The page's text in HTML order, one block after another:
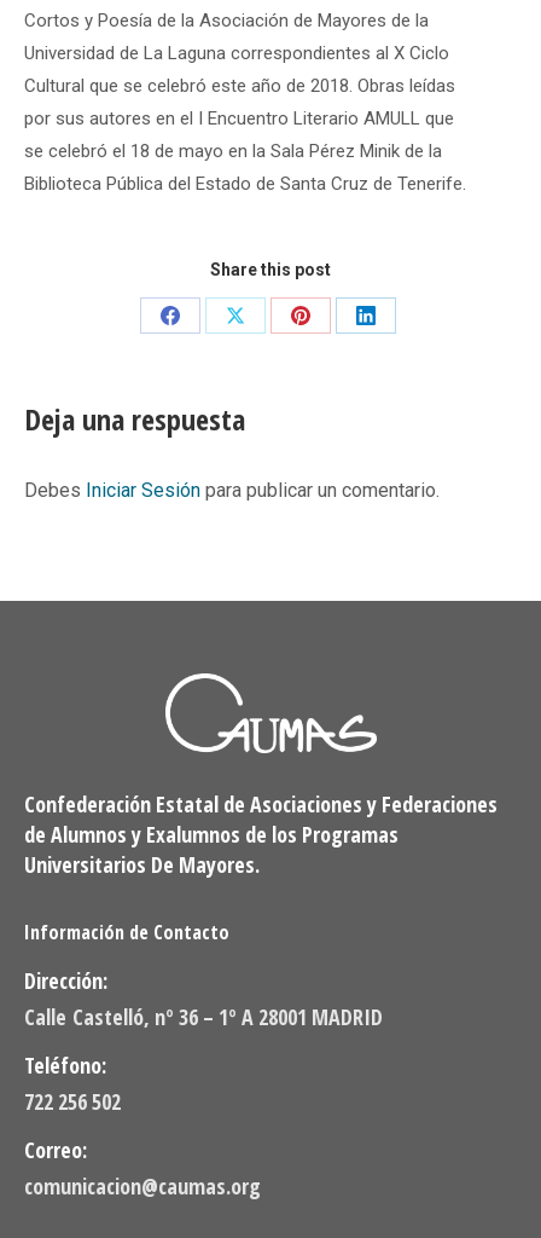
Cortos y Poesía de la Asociación de Mayores de la
Universidad de La Laguna correspondientes al X Ciclo
Cultural que se celebró este año de 2018. Obras leídas
por sus autores en el I Encuentro Literario AMULL que
se celebró el 18 de mayo en la Sala Pérez Minik de la
Biblioteca Pública del Estado de Santa Cruz de Tenerife.
Share this post
Share
Share
Share
Share
Deja una respuesta
Debes Iniciar Sesión para publicar un comentario.
Confederación Estatal de Asociaciones y Federaciones
de Alumnos y Exalumnos de los Programas
Universitarios De Mayores.
Información de Contacto
Dirección:
Calle Castelló, nº 36 – 1º A 28001 MADRID
Teléfono:
722 256 502
Correo:
comunicacion@caumas.org